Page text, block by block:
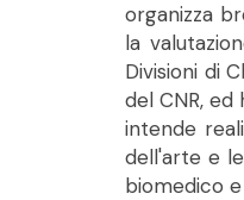
organizza
la
Divisioni di
del CNR,
intende
dell'arte e
biomedico